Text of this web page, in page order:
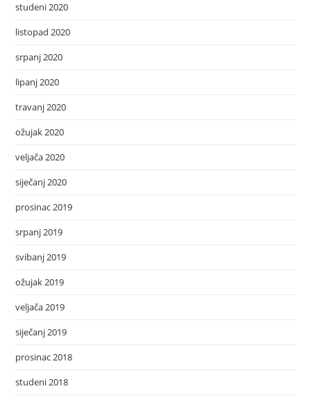
studeni 2020
listopad 2020
srpanj 2020
lipanj 2020
travanj 2020
ožujak 2020
veljača 2020
siječanj 2020
prosinac 2019
srpanj 2019
svibanj 2019
ožujak 2019
veljača 2019
siječanj 2019
prosinac 2018
studeni 2018